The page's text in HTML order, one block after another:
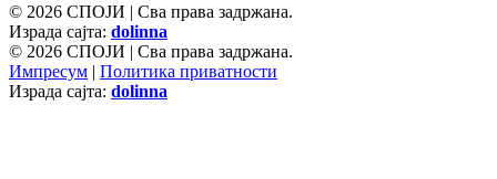
© 2026 СПОЈИ | Сва права задржана.
Израда сајта: dolinna
© 2026 СПОЈИ | Сва права задржана.
Импресум | Политика приватности
Израда сајта: dolinna